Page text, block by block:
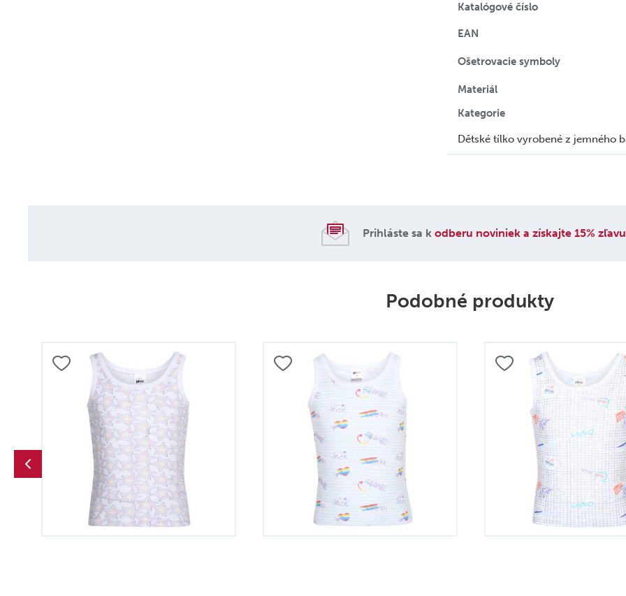
Katalógové číslo
EAN
Ošetrovacie symboly
Materiál
Kategorie
Dětské tílko vyrobené z jemného
Prihláste sa k odberu noviniek a získajte 15% zľavu
Podobné produkty